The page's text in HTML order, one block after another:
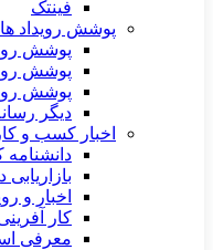
فینتک
پوشش رویداد
پوشش
پوشش
پوشش
دیگر
اخبار کسب و کار
بازاریابی
اخبار و
کار
معرفی